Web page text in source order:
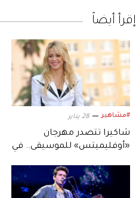
إقرأ أيضاً
#مشاهير 28 يناير
شاكيرا تتصدر مهرجان
«أوفليميتس» للموسيقى.. في